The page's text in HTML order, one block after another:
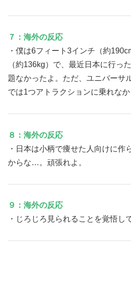
７：海外の反応
・僕は6フィート3インチ（約
（約136kg）で、最近日本に行っ
題なかったよ。ただ、ユニバーサ
では1つアトラクションに乗れなか
８：海外の反応
・日本は小柄で痩せた人向けに作
からな…。頑張れよ。
９：海外の反応
・じろじろ見られることを覚悟し